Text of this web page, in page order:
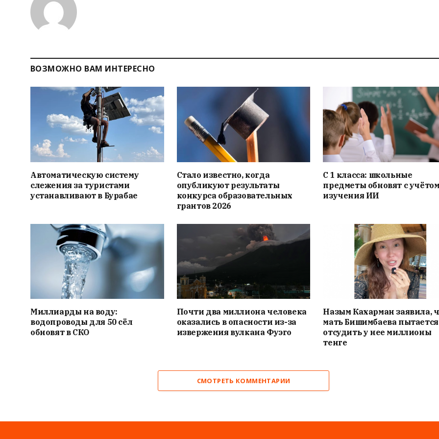
ВОЗМОЖНО ВАМ ИНТЕРЕСНО
Автоматическую систему
слежения за туристами
устанавливают в Бурабае
Стало известно, когда
опубликуют результаты
конкурса образовательных
грантов 2026
С 1 класса: школьные
предметы обновят с
изучения ИИ
Миллиарды на воду:
водопроводы для 50 сёл
обновят в СКО
Почти два миллиона человека
оказались в опасности из-за
извержения вулкана Фуэго
Назым Кахарман заявила,
мать Бишимбаева пытается
отсудить у нее миллионы
тенге
СМОТРЕТЬ КОММЕНТАРИИ